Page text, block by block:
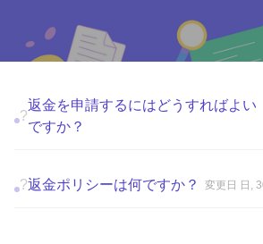
?
返金を申請するにはどうすればよい
ですか？
?返金ポリシーは何ですか？